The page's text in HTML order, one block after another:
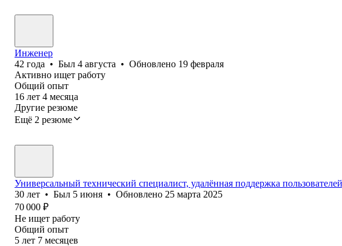
Инженер
42 года • Был 4 августа • Обновлено 19 февраля
Активно ищет работу
Общий опыт
16 лет 4 месяца
Другие резюме
Ещё 2 резюме
Универсальный технический специалист, удалённая поддержка
30 лет • Был 5 июня • Обновлено 25 марта 2025
70 000 ₽
Не ищет работу
Общий опыт
5 лет 7 месяцев